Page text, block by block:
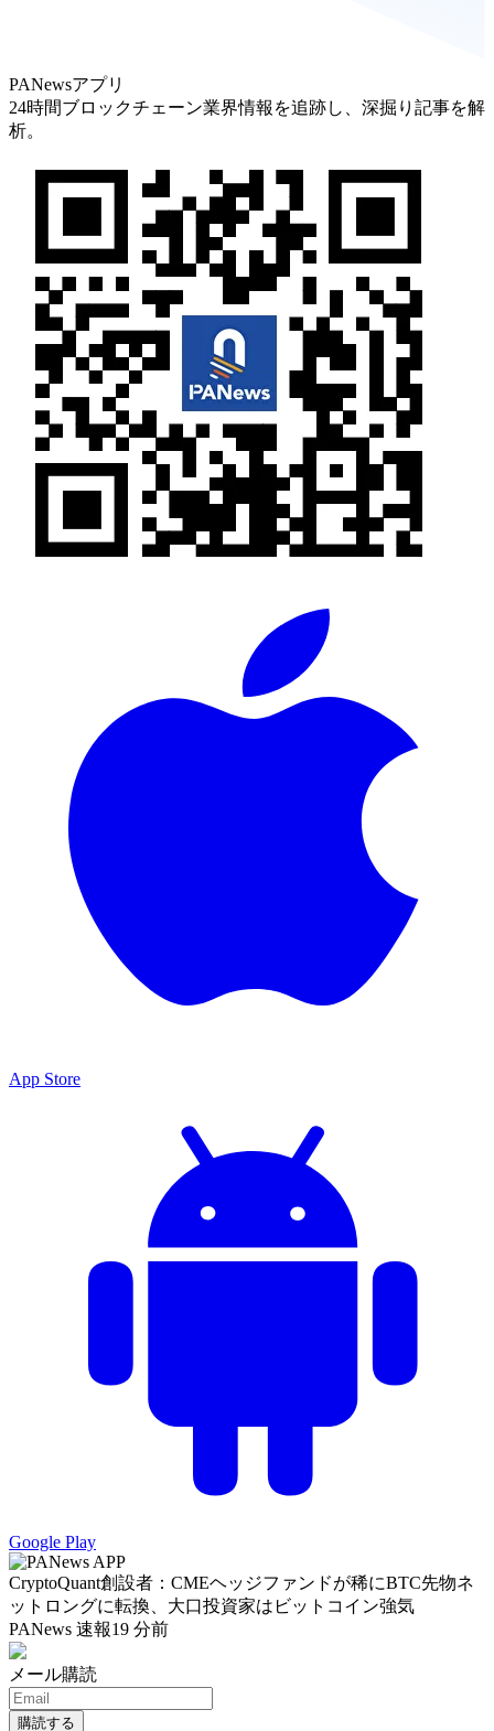
PANewsアプリ
24時間ブロックチェーン業界情報を追跡し、深掘り記事を解
析。
App Store
Google Play
CryptoQuant創設者：CMEヘッジファンドが稀にBTC先物ネ
ットロングに転換、大口投資家はビットコイン強気
PANews 速報19 分前
メール購読
購読する